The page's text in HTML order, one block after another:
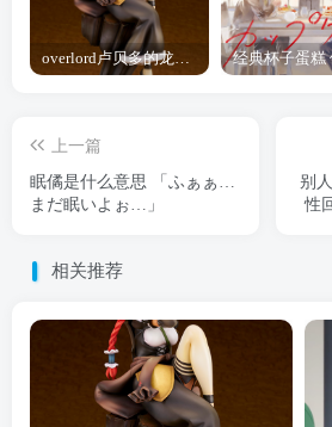
上一篇
眠僪是什么意思 「ふぁぁ…
まだ眠いよぉ…」
别
性
相关推荐